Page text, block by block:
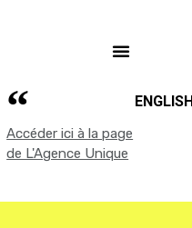
Accéder ici à la page
de L'Agence Unique